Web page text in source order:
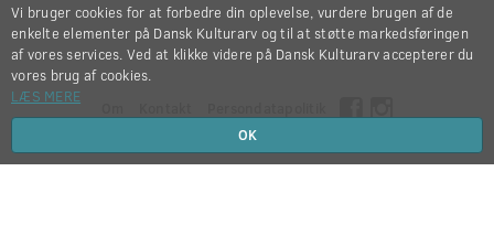
Copyright © 2012-2026
Vi bruger cookies for at forbedre din oplevelse, vurdere brugen af de
enkelte elementer på Dansk Kulturarv og til at støtte markedsføringen
af vores services. Ved at klikke videre på Dansk Kulturarv accepterer du
vores brug af cookies.
LÆS MERE
OK